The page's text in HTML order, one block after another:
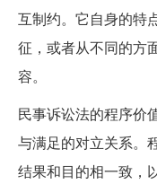
互制约。它自身的特
征，或者从不同的方
容。
民事诉讼法的程序价
与满足的对立关系。
结果和目的相一致，